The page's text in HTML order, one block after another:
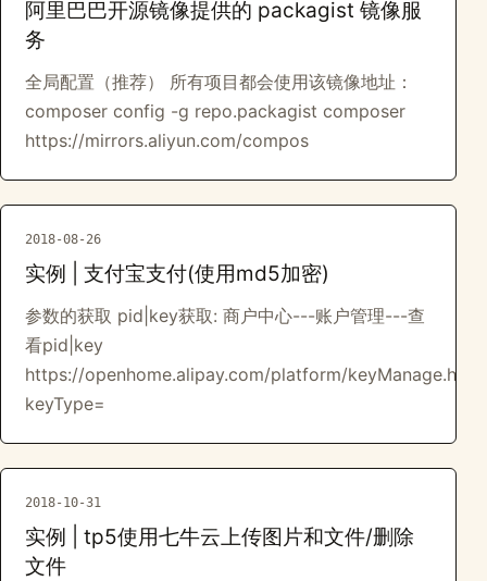
阿里巴巴开源镜像提供的 packagist 镜像服
务
全局配置（推荐） 所有项目都会使用该镜像地址：
composer config -g repo.packagist composer
https://mirrors.aliyun.com/compos
2018-08-26
实例 | 支付宝支付(使用md5加密)
参数的获取 pid|key获取: 商户中心---账户管理---查
看pid|key
https://openhome.alipay.com/platform/keyManage.htm?
keyType=
2018-10-31
实例 | tp5使用七牛云上传图片和文件/删除
文件